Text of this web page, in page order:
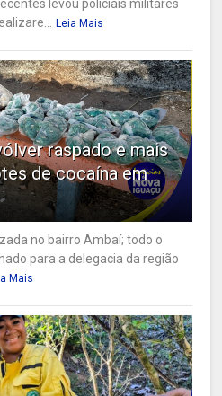
levou policiais militares
Leia Mais
raspado e mais
de cocaína em
no bairro Ambaí; todo o
para a delegacia da região
Mais